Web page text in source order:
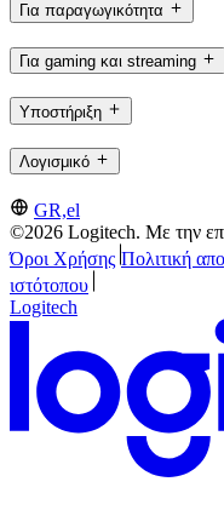
Για παραγωγικότητα
Για gaming και streaming
Υποστήριξη
Λογισμικό
GR,el
©2026 Logitech. Με την
Όροι Χρήσης Πολιτική
ιστότοπου
Logitech